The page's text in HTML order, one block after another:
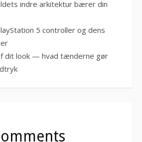
indre arkitektur bærer din
5 controller og dens
dit look — hvad tænderne gør